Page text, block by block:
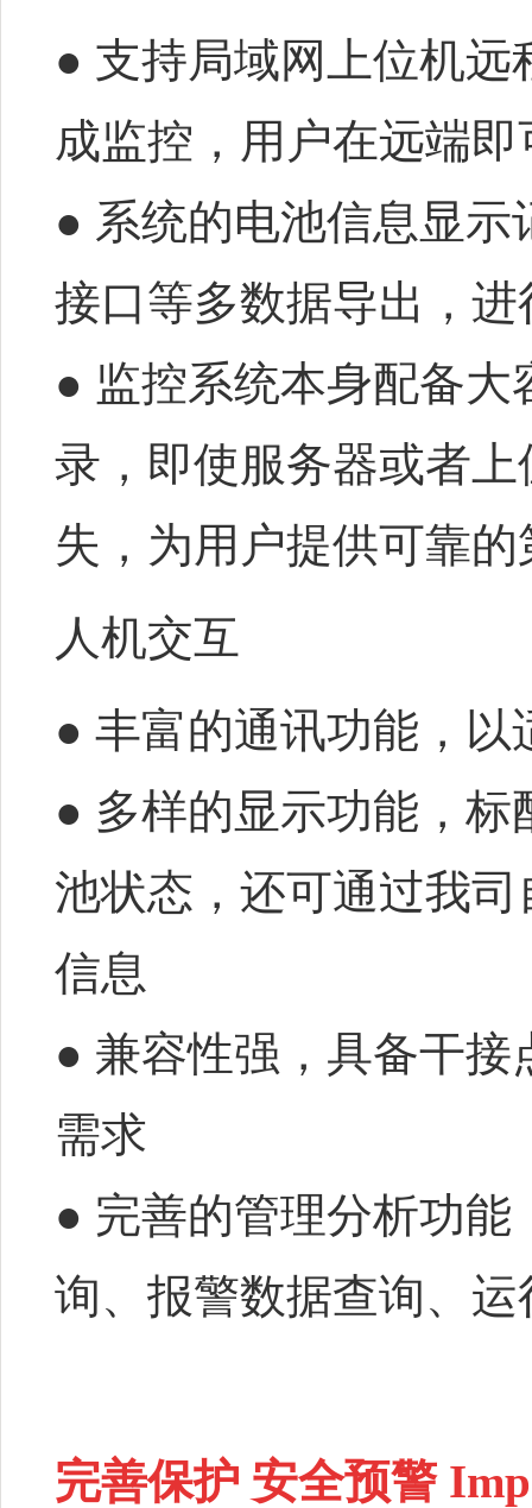
● 支持局域网上位机
成监控，用户在远端
● 系统的电池信息显示
接口等多数据导出，
● 监控系统本身配备
录，即使服务器或者
失，为用户提供可靠
人机交互
● 丰富的通讯功能，
● 多样的显示功能，
池状态，还可通过我
信息
● 兼容性强，具备干接
需求
● 完善的管理分析功
询、报警数据查询、
完善保护 安全预警